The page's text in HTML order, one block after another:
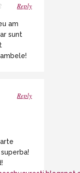
Reply
am
sunt
Reply